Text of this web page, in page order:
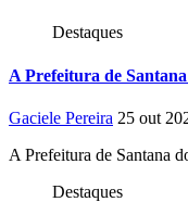
Destaques
A Prefeitura de
Gaciele Pereira 25 out
A Prefeitura de Santana
Destaques